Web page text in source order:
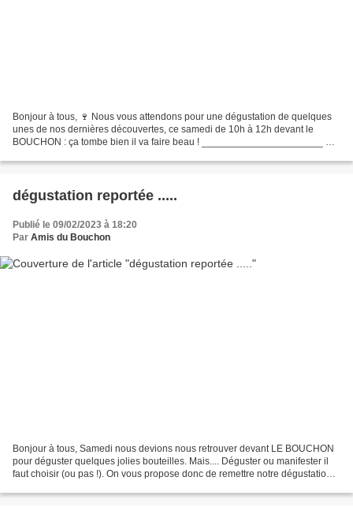
Bonjour à tous, 🍷 Nous vous attendons pour une dégustation de quelques
unes de nos dernières découvertes, ce samedi de 10h à 12h devant le
BOUCHON : ça tombe bien il va faire beau ! ______________________ 🍣
dégustation reportée .....
Publié le 09/02/2023 à 18:20
Par Amis du Bouchon
Bonjour à tous, Samedi nous devions nous retrouver devant LE BOUCHON
pour déguster quelques jolies bouteilles. Mais.... Déguster ou manifester il
faut choisir (ou pas !). On vous propose donc de remettre notre dégustation